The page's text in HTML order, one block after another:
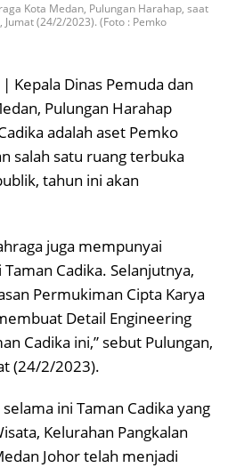
Kota Medan, Pulungan Harahap, saat
(24/2/2023). (Foto : Pemko
| Kepala Dinas Pemuda dan
Pulungan Harahap
adalah aset Pemko
salah satu ruang terbuka
tahun ini akan
juga mempunyai
Cadika. Selanjutnya,
Permukiman Cipta Karya
Detail Engineering
Cadika ini,” sebut Pulungan,
(24/2/2023).
ini Taman Cadika yang
Kelurahan Pangkalan
Johor telah menjadi